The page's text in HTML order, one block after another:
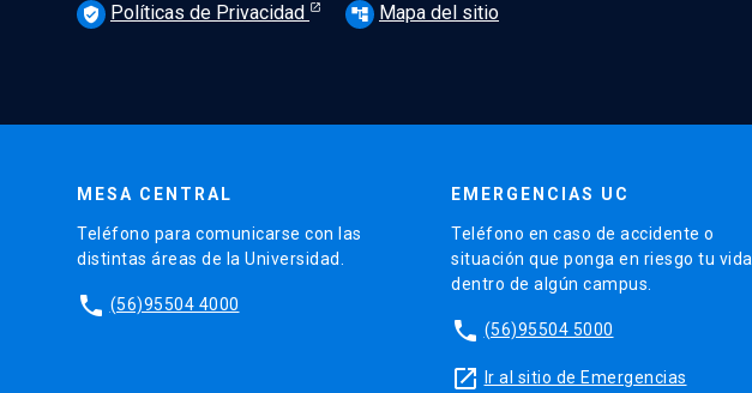
verified_user Políticas de Privacidad account_tree Mapa del sitio
MESA CENTRAL
Teléfono para comunicarse con las
distintas áreas de la Universidad.
phone (56)95504 4000
EMERGENCIAS UC
Teléfono en caso de accidente o
situación que ponga en riesgo tu vida
dentro de algún campus.
phone (56)95504 5000
launch Ir al sitio de Emergencias